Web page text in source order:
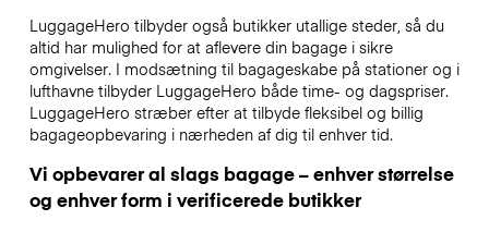
LuggageHero tilbyder også butikker utallige steder, så du
altid har mulighed for at aflevere din bagage i sikre
omgivelser. I modsætning til bagageskabe på stationer og i
lufthavne tilbyder LuggageHero både time- og dagspriser.
LuggageHero stræber efter at tilbyde fleksibel og billig
bagageopbevaring i nærheden af dig til enhver tid.
Vi opbevarer al slags bagage – enhver størrelse
og enhver form i verificerede butikker